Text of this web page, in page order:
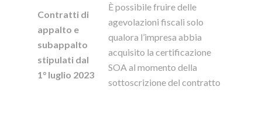
Contratti di
appalto e
subappalto
stipulati dal
1° luglio 2023
È possibile fruire delle
agevolazioni fiscali solo
qualora l’impresa abbia
acquisito la certificazione
SOA al momento della
sottoscrizione del contratto